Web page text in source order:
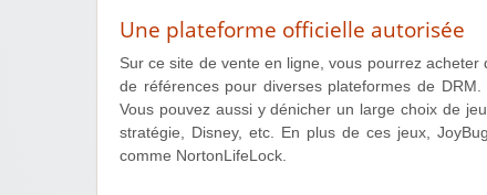
Une plateforme officielle autorisée
Sur ce site de vente en ligne, vous pourrez
de références pour diverses plateformes de
Vous pouvez aussi y dénicher un large choix de
stratégie, Disney, etc. En plus de ces jeux,
comme NortonLifeLock.